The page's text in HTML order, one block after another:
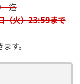
迄
（火）23:59まで
す。